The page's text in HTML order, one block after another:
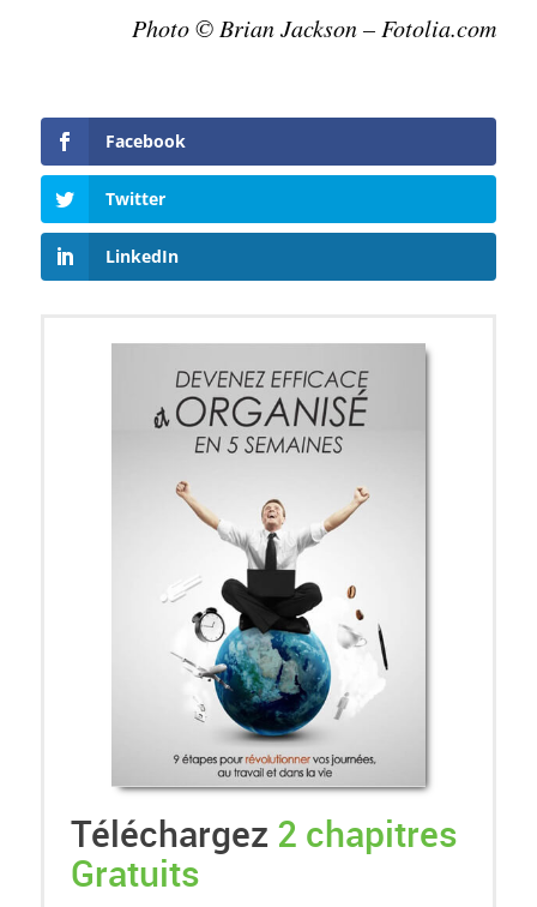
Photo © Brian Jackson – Fotolia.com
Facebook
Twitter
LinkedIn
Téléchargez2 chapitres
Gratuits